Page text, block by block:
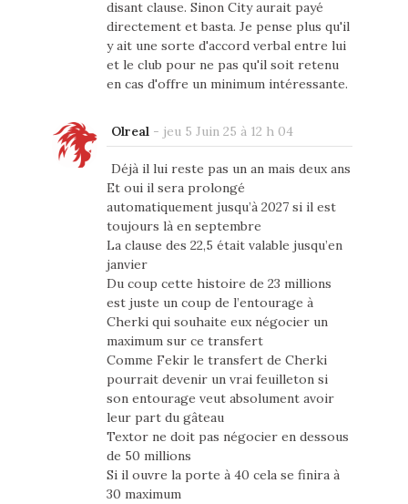
disant clause. Sinon City aurait payé
directement et basta. Je pense plus qu'il
y ait une sorte d'accord verbal entre lui
et le club pour ne pas qu'il soit retenu
en cas d'offre un minimum intéressante.
Olreal- jeu 5 Juin 25 à 12 h 04
Déjà il lui reste pas un an mais deux ans
Et oui il sera prolongé
automatiquement jusqu’à 2027 si il est
toujours là en septembre
La clause des 22,5 était valable jusqu’en
janvier
Du coup cette histoire de 23 millions
est juste un coup de l’entourage à
Cherki qui souhaite eux négocier un
maximum sur ce transfert
Comme Fekir le transfert de Cherki
pourrait devenir un vrai feuilleton si
son entourage veut absolument avoir
leur part du gâteau
Textor ne doit pas négocier en dessous
de 50 millions
Si il ouvre la porte à 40 cela se finira à
30 maximum